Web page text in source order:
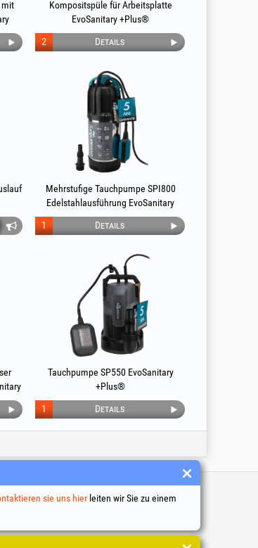
mit
Kompositspüle für Arbeitsplatte
EvoSanitary +Plus®
Details
2
Mehrstufige Tauchpumpe SPI800
Edelstahlausführung EvoSanitary
+Plus®
Details
1
Tauchpumpe SP550 EvoSanitary
+Plus®
Details
1
sie uns hier leiten wir Sie zu einem